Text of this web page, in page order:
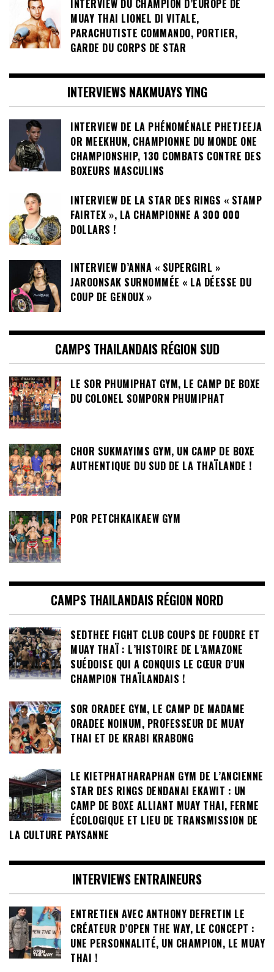
INTERVIEW DU CHAMPION D’EUROPE DE
MUAY THAI LIONEL DI VITALE,
PARACHUTISTE COMMANDO, PORTIER,
GARDE DU CORPS DE STAR
INTERVIEWS NAKMUAYS YING
INTERVIEW DE LA PHÉNOMÉNALE PHETJEEJA
OR MEEKHUN, CHAMPIONNE DU MONDE ONE
CHAMPIONSHIP, 130 COMBATS CONTRE DES
BOXEURS MASCULINS
INTERVIEW DE LA STAR DES RINGS « STAMP
FAIRTEX », LA CHAMPIONNE A 300 000
DOLLARS !
INTERVIEW D’ANNA « SUPERGIRL »
JAROONSAK SURNOMMÉE « LA DÉESSE DU
COUP DE GENOUX »
CAMPS THAILANDAIS RÉGION SUD
LE SOR PHUMIPHAT GYM, LE CAMP DE BOXE
DU COLONEL SOMPORN PHUMIPHAT
CHOR SUKMAYIMS GYM, UN CAMP DE BOXE
AUTHENTIQUE DU SUD DE LA THAÏLANDE !
POR PETCHKAIKAEW GYM
CAMPS THAILANDAIS RÉGION NORD
SEDTHEE FIGHT CLUB COUPS DE FOUDRE ET
MUAY THAÏ : L’HISTOIRE DE L’AMAZONE
SUÉDOISE QUI A CONQUIS LE CŒUR D’UN
CHAMPION THAÏLANDAIS !
SOR ORADEE GYM, LE CAMP DE MADAME
ORADEE NOINUM, PROFESSEUR DE MUAY
THAI ET DE KRABI KRABONG
LE KIETPHATHARAPHAN GYM DE L’ANCIENNE
STAR DES RINGS DENDANAI EKAWIT : UN
CAMP DE BOXE ALLIANT MUAY THAI, FERME
ÉCOLOGIQUE ET LIEU DE TRANSMISSION DE
LA CULTURE PAYSANNE
INTERVIEWS ENTRAINEURS
ENTRETIEN AVEC ANTHONY DEFRETIN LE
CRÉATEUR D’OPEN THE WAY, LE CONCEPT :
UNE PERSONNALITÉ, UN CHAMPION, LE MUAY
THAI !